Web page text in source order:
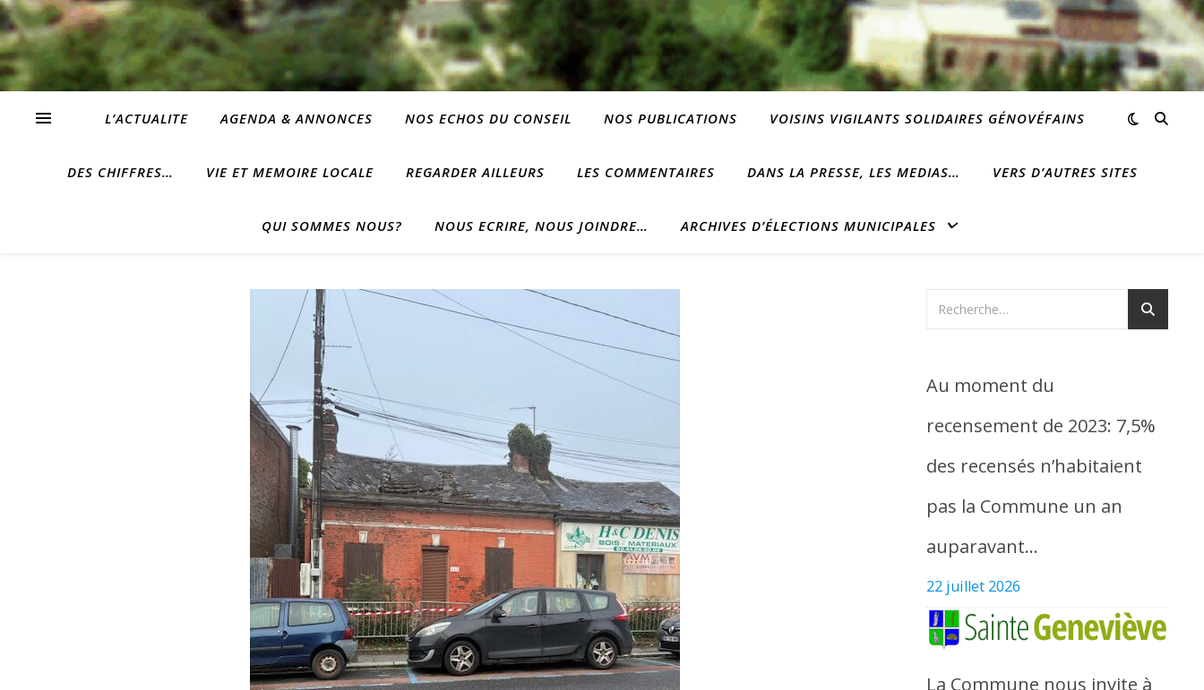
L’ACTUALITE AGENDA & ANNONCES NOS ECHOS DU CONSEIL NOS PUBLICATIONS VOISINS VIGILANTS SOLIDAIRES GÉNOVÉFAINS
DES CHIFFRES… VIE ET MEMOIRE LOCALE REGARDER AILLEURS LES COMMENTAIRES DANS LA PRESSE, LES MEDIAS… VERS D’AUTRES SITES
QUI SOMMES NOUS? NOUS ECRIRE, NOUS JOINDRE… ARCHIVES D’ÉLECTIONS MUNICIPALES
Au moment du
recensement de 2023: 7,5%
des recensés n’habitaient
pas la Commune un an
auparavant…
22 juillet 2026
La Commune nous invite à